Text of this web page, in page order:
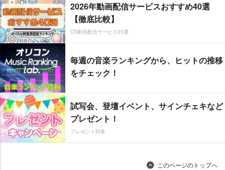
2026年動画配信サービスおすすめ40選
【徹底比較】
CS動画配信サービス20選
毎週の音楽ランキングから、ヒットの推移
をチェック！
試写会、登壇イベント、サインチェキなど
プレゼント！
プレゼント特集
このページのトップへ